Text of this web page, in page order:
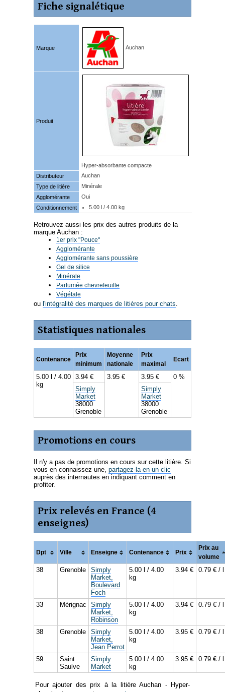
Fiche signalétique
Marque Auchan
Produit
Hyper-absorbante compacte
Distributeur
Auchan
Type de litière
Minérale
Agglomérante
Oui
Conditionnement
5.00 l / 4.00 kg
Retrouvez aussi les prix des autres produits de la
marque Auchan :
1er prix "Pouce"
Agglomérante
Agglomérante sans poussière
Gel de silice
Minérale
Parfumée chevrefeuille
Végétale
ou l'intégralité des marques de litières pour chats.
Statistiques nationales
Contenance
Prix
minimum
Moyenne
nationale
Prix
maximal
Ecart
5.00 l / 4.00
kg
3.94 € 3.95 € 3.95 €
0 %
Simply
Market
38000
Grenoble
Simply
Market
38000
Grenoble
Promotions en cours
Il n'y a pas de promotions en cours sur cette litière. Si
vous en connaissez une, partagez-la en un clic
auprès des internautes en indiquant comment en
profiter.
Prix relevés en France (4
enseignes)
Dpt Ville Enseigne Contenance Prix
Prix au
volume
38 Grenoble
Simply
Market,
Boulevard
Foch
5.00 l / 4.00
kg
3.94 € 0.79 € / l
33 Mérignac
Simply
Market,
Robinson
5.00 l / 4.00
kg
3.94 € 0.79 € / l
38 Grenoble
Simply
Market,
Jean Perrot
5.00 l / 4.00
kg
3.95 € 0.79 € / l
59
Saint
Saulve
Simply
Market
5.00 l / 4.00
kg
3.95 € 0.79 € / l
Pour ajouter des prix à la litière Auchan - Hyper-